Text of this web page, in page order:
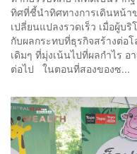
ทิศที่ชี้นำทิศทางการเดินหน้า
เปลี่ยนแปลงรวดเร็ว เมื่อผู้
กับผลกระทบที่ธุรกิจสร้างต่อ
เดิมๆ ที่มุ่งเน้นไปที่ผลกำไร
ต่อไป ในตอนที่สองของซ...